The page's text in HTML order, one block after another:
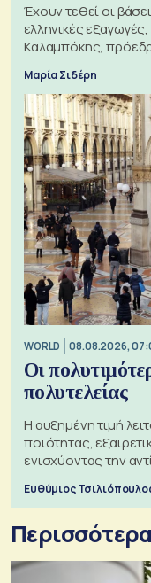
Έχουν τεθεί οι
ελληνικές
Καλαμπόκης,
Μαρία Σιδέρη
WORLD 08.08.2026,
Οι
πολυτελείας
Η αυξημένη τιμή
ποιότητας,
ενισχύοντας την
Ευθύμιος